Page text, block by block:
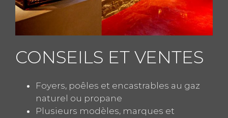
CONSEILS ET VENTES
Foyers, poêles et encastrables au gaz
naturel ou propane
Plusieurs modèles, marques et